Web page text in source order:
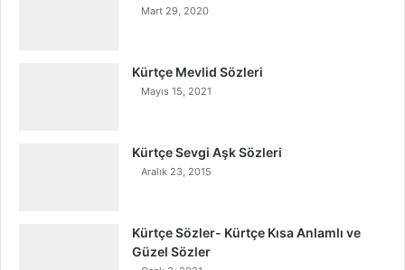
Mart 29, 2020
Kürtçe Mevlid Sözleri
Mayıs 15, 2021
Kürtçe Sevgi Aşk Sözleri
Aralık 23, 2015
Kürtçe Sözler- Kürtçe Kısa Anlamlı ve
Güzel Sözler